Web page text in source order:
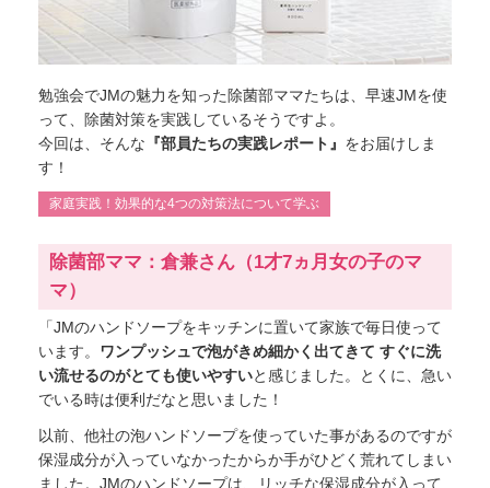
勉強会でJMの魅力を知った除菌部ママたちは、早速JMを使
って、除菌対策を実践しているそうですよ。
今回は、そんな 『部員たちの実践レポート』 をお届けしま
す！
家庭実践！効果的な4つの対策法について学ぶ
除菌部ママ：倉兼さん（1才7ヵ月女の子のマ
マ）
「JMのハンドソープをキッチンに置いて家族で毎日使って
います。
ワンプッシュで泡がきめ細かく出てきて すぐに洗
い流せるのがとても使いやすいと感じました。とくに、急い
でいる時は便利だなと思いました！
以前、他社の泡ハンドソープを使っていた事があるのですが
保湿成分が入っていなかったからか手がひどく荒れてしまい
ました。JMのハンドソープは、リッチな保湿成分が入って